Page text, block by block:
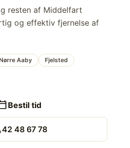
resten af Middelfart
og effektiv fjernelse af
Aaby
Fjelsted
Bestil tid
42 48 67 78